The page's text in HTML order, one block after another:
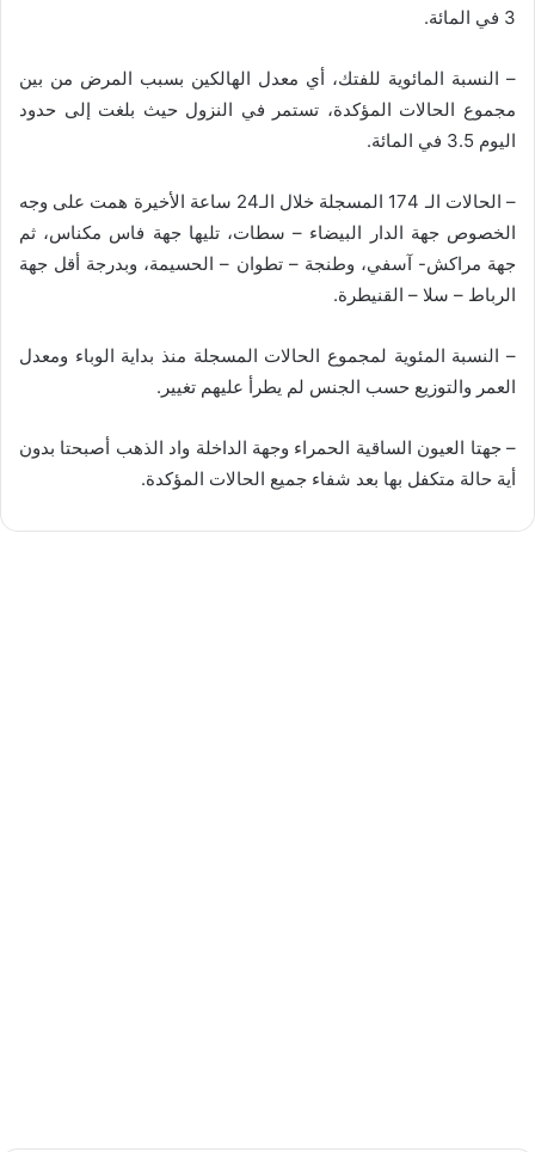
3 في المائة.
– النسبة المائوية للفتك، أي معدل الهالكين بسبب المرض من بين
مجموع الحالات المؤكدة، تستمر في النزول حيث بلغت إلى حدود
اليوم 3.5 في المائة.
– الحالات الـ 174 المسجلة خلال الـ24 ساعة الأخيرة همت على وجه
الخصوص جهة الدار البيضاء – سطات، تليها جهة فاس مكناس، ثم
جهة مراكش- آسفي، وطنجة – تطوان – الحسيمة، وبدرجة أقل جهة
الرباط – سلا – القنيطرة.
– النسبة المئوية لمجموع الحالات المسجلة منذ بداية الوباء ومعدل
العمر والتوزيع حسب الجنس لم يطرأ عليهم تغيير.
– جهتا العيون الساقية الحمراء وجهة الداخلة واد الذهب أصبحتا بدون
أية حالة متكفل بها بعد شفاء جميع الحالات المؤكدة.